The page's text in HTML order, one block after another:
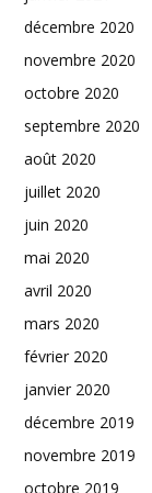
décembre 2020
novembre 2020
octobre 2020
septembre 2020
août 2020
juillet 2020
juin 2020
mai 2020
avril 2020
mars 2020
février 2020
janvier 2020
décembre 2019
novembre 2019
octobre 2019